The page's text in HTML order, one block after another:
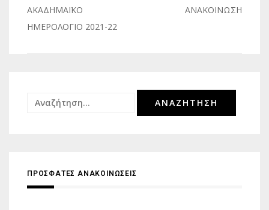
Πλοήγηση
άρθρων
ΑΚΑΔΗΜΑΪΚΟ
ΗΜΕΡΟΛΟΓΙΟ 2021-22
ΑΝΑΚΟΙΝΩΣΗ
Αναζήτηση
ΠΡΟΣΦΑΤΕΣ ΑΝΑΚΟΙΝΩΣΕΙΣ